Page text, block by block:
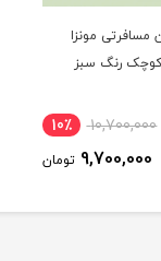
مسافرتی مونزا
کوچک رنگ سبز
10,700,000 10٪
9,700,000 تومان